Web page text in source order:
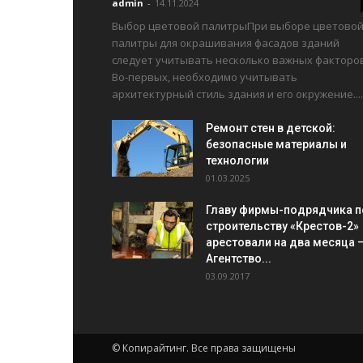
admin - 14.11.2024
Выбор цветовой палитрыПри выборе цветовой
палитры для окрашивания фасадов зданий
следует учитывать несколько важных
Во-первых, необходимо учитывать
архитектурный стиль здания и его окружение....
Ремонт стен в детской:
безопасные материалы и
технологии
01.03.2025
Главу фирмы-подрядчика
строительству «Крестов-2»
арестовали на два месяца
Агентство...
03.09.2017
© Копирайтинг. Все права защищены